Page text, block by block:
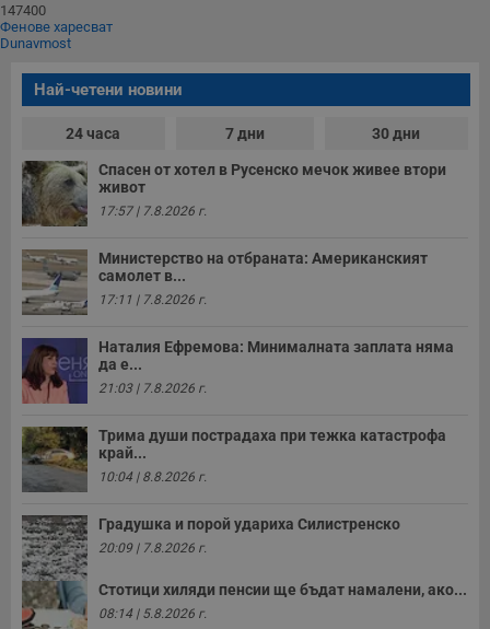
147400
Фенове харесват
Dunavmost
Най-четени новини
24 часа 7 дни 30 дни
Спасен от хотел в Русенско мечок живее втори
живот
17:57 | 7.8.2026 г.
Министерство на отбраната: Американският
самолет в...
17:11 | 7.8.2026 г.
Наталия Ефремова: Минималната заплата няма
да е...
21:03 | 7.8.2026 г.
Трима души пострадаха при тежка катастрофа
край...
10:04 | 8.8.2026 г.
Градушка и порой удариха Силистренско
20:09 | 7.8.2026 г.
Стотици хиляди пенсии ще бъдат намалени, ако...
08:14 | 5.8.2026 г.